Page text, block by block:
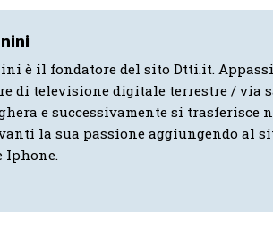
è il fondatore del sito Dtti.it.
di televisione digitale terrestre / via
e successivamente si trasferisce
la sua passione aggiungendo al
Iphone.